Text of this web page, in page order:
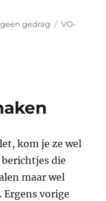
gedrag Tags
VO-
kom je ze wel
die
maar wel
vorige